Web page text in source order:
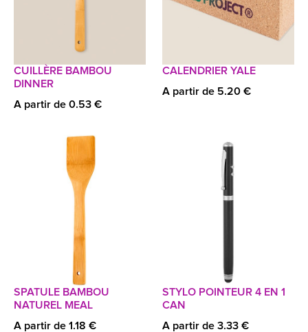
CUILLÈRE BAMBOU
DINNER
A partir de 0.53 €
CALENDRIER YALE
A partir de 5.20 €
SPATULE BAMBOU
NATUREL MEAL
A partir de 1.18 €
STYLO POINTEUR 4 EN 1
CAN
A partir de 3.33 €